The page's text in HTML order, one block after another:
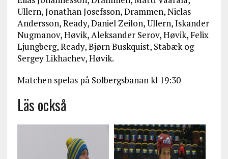
Ullern, Jonathan Josefsson, Drammen, Niclas
Andersson, Ready, Daniel Zeilon, Ullern, Iskander
Nugmanov, Høvik, Aleksander Serov, Høvik, Felix
Ljungberg, Ready, Bjørn Buskquist, Stabæk og
Sergey Likhachev, Høvik.
Matchen spelas på Solbergsbanan kl 19:30
Läs också